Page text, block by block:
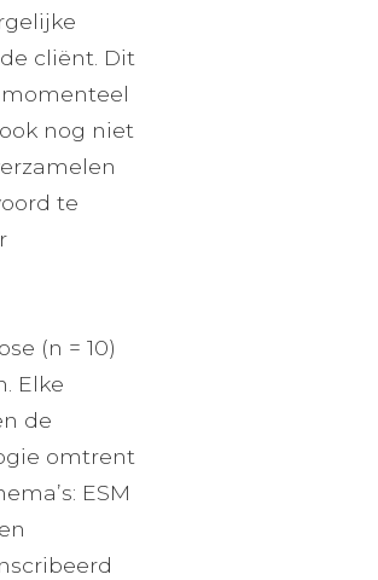
cliënt. Dit
nog niet
te
(n = 10)
Elke
de
omtrent
ESM